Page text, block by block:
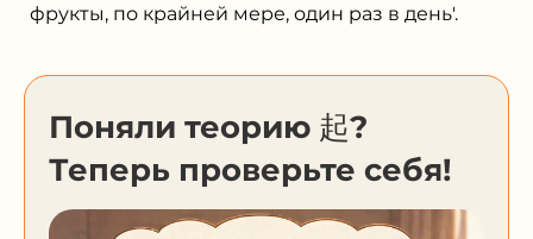
фрукты, по крайней мере, один раз в день'.
Поняли теорию 起?
Теперь проверьте себя!